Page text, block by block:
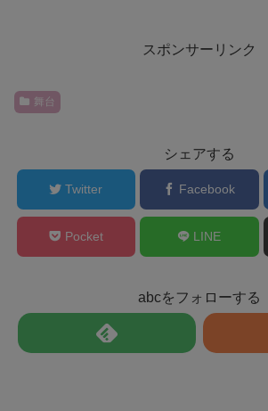
スポンサーリンク
舞台
シェアする
Twitter Facebook
Pocket LINE
abcをフォローする